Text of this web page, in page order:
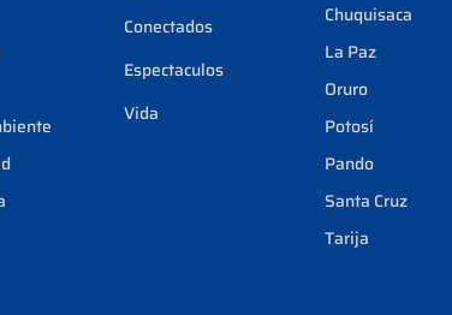
Conectados
Espectaculos
Vida
Chuquisaca
La Paz
Oruro
Potosí
Pando
Santa Cruz
Tarija